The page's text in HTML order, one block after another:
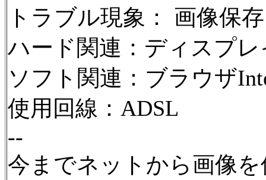
トラブル現象： 画像保存
ハード関連：ディスプレ
ソフト関連：ブラウザ
使用回線：ADSL
--
今までネットから画像